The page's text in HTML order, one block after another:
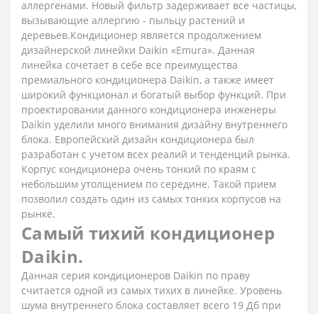
аллергенами. Новый фильтр задерживает все частицы,
вызывающие аллергию - пыльцу растений и
деревьев.Кондиционер является продолжением
дизайнерской линейки Daikin «Emura». Данная
линейка сочетает в себе все преимущества
премиального кондиционера Daikin, а также имеет
широкий функционал и богатый выбор функций. При
проектировании данного кондиционера инженеры
Daikin уделили много внимания дизайну внутреннего
блока. Европейский дизайн кондиционера был
разработан с учетом всех реалий и тенденций рынка.
Корпус кондиционера очень тонкий по краям с
небольшим утолщением по середине. Такой прием
позволил создать один из самых тонких корпусов на
рынке.
Самый тихий кондиционер
Daikin.
Данная серия кондиционеров Daikin по праву
считается одной из самых тихих в линейке. Уровень
шума внутреннего блока составляет всего 19 Дб при